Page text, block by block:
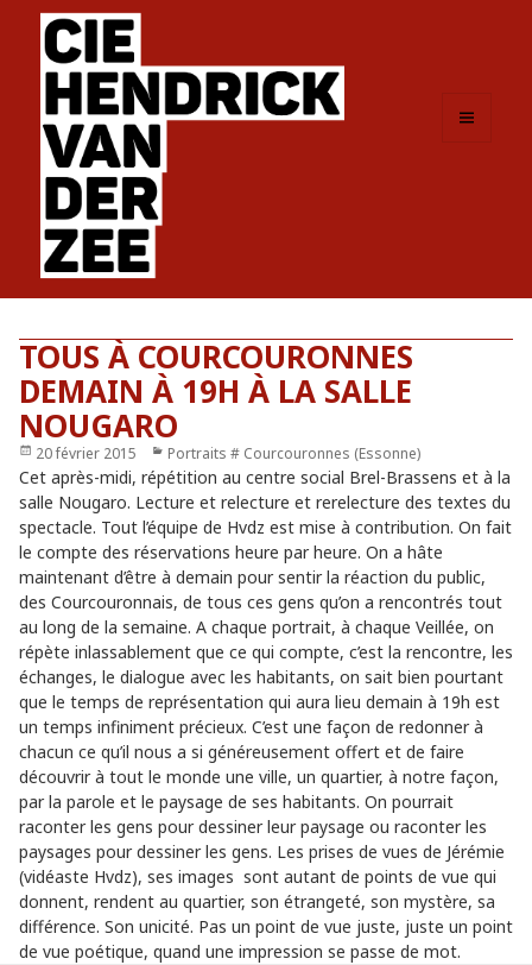
TOUS À COURCOURONNES
DEMAIN À 19H À LA SALLE
NOUGARO
Publié
le
20 février 2015 Catégories
Portraits # Courcouronnes (Essonne)
Cet après-midi, répétition au centre social Brel-Brassens et à la
salle Nougaro. Lecture et relecture et rerelecture des textes du
spectacle. Tout l’équipe de Hvdz est mise à contribution. On fait
le compte des réservations heure par heure. On a hâte
maintenant d’être à demain pour sentir la réaction du public,
des Courcouronnais, de tous ces gens qu’on a rencontrés tout
au long de la semaine. A chaque portrait, à chaque Veillée, on
répète inlassablement que ce qui compte, c’est la rencontre, les
échanges, le dialogue avec les habitants, on sait bien pourtant
que le temps de représentation qui aura lieu demain à 19h est
un temps infiniment précieux. C’est une façon de redonner à
chacun ce qu’il nous a si généreusement offert et de faire
découvrir à tout le monde une ville, un quartier, à notre façon,
par la parole et le paysage de ses habitants. On pourrait
raconter les gens pour dessiner leur paysage ou raconter les
paysages pour dessiner les gens. Les prises de vues de Jérémie
(vidéaste Hvdz), ses images sont autant de points de vue qui
donnent, rendent au quartier, son étrangeté, son mystère, sa
différence. Son unicité. Pas un point de vue juste, juste un point
de vue poétique, quand une impression se passe de mot.